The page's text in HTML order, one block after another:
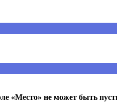
«Место» не может быть